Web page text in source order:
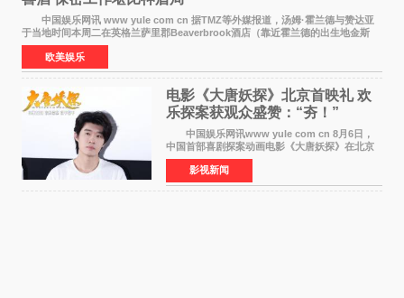
中国娱乐网讯 www yule com cn 据TMZ等外媒报道，汤姆·霍兰德与赞达亚
于当地时间本周二在英格兰萨里郡Beaverbrook酒店（靠近霍兰德的出生地金斯
顿）举办婚宴，邀请家人与朋友们喝喜酒，庆祝
欧美娱乐
电影《大唐妖探》北京首映礼 欢
乐探案获观众盛赞：“夯！”
中国娱乐网讯www yule com cn 8月6日，
中国首部喜剧探案动画电影《大唐妖探》在北京
举办电影首映礼。导演程腾、联合导演黄珉、总
制片人曹紫建、制片人李莹莹，配音导演张喆，
对白指导程寅，领
影视新闻